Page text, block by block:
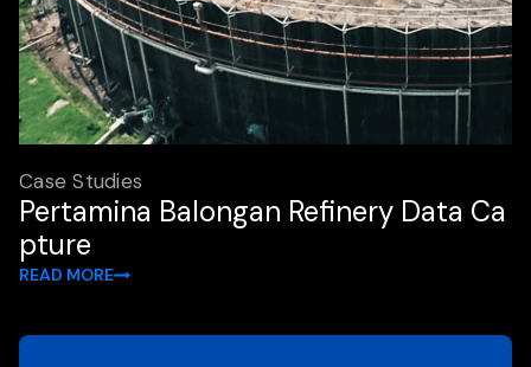
Case Studies
Pertamina Balongan Refinery Data Ca
pture
READ MORE